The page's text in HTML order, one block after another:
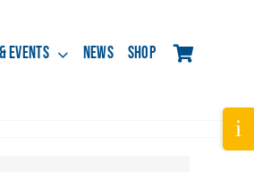
Events News Shop